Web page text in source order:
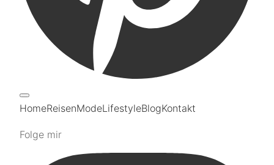
HomeReisenModeLifestyleBlogKontakt
Folge mir